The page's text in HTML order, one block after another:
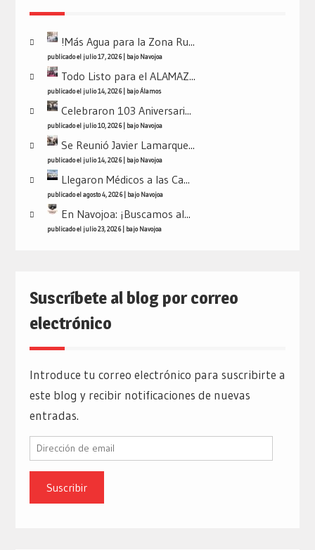
!Más Agua para la Zona Ru...
publicado el julio 17, 2026| bajoNavojoa
Todo Listo para el ALAMAZ...
publicado el julio 14, 2026| bajoÁlamos
Celebraron 103 Aniversari...
publicado el julio 10, 2026| bajoNavojoa
Se Reunió Javier Lamarque...
publicado el julio 14, 2026| bajoNavojoa
Llegaron Médicos a las Ca...
publicado el agosto 4, 2026| bajoNavojoa
En Navojoa: ¡Buscamos al...
publicado el julio 23, 2026| bajoNavojoa
Suscríbete al blog por correo
electrónico
Introduce tu correo electrónico para suscribirte a
este blog y recibir notificaciones de nuevas
entradas.
Dirección
email